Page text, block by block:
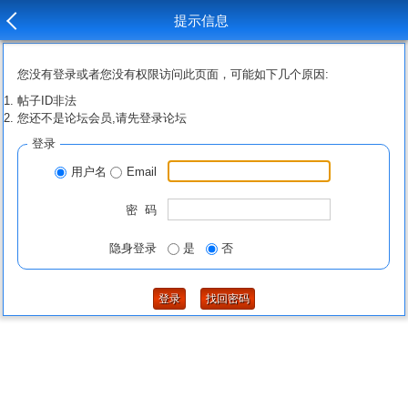
提示信息
您没有登录或者您没有权限访问此页面，可能如下几个原因:
帖子ID非法
您还不是论坛会员,请先登录论坛
登录
用户名 Email
密 码
隐身登录 是 否